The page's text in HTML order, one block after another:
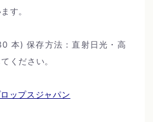
す。
本)保存方法：直射日光・高
ください。
ップスジャパン